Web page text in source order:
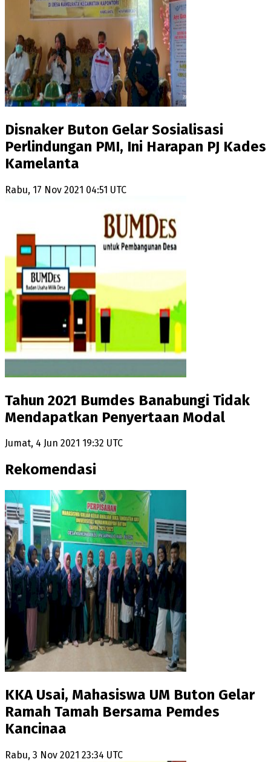
Disnaker Buton Gelar Sosialisasi
Perlindungan PMI, Ini Harapan PJ Kades
Kamelanta
Rabu, 17 Nov 2021 04:51 UTC
Tahun 2021 Bumdes Banabungi Tidak
Mendapatkan Penyertaan Modal
Jumat, 4 Jun 2021 19:32 UTC
Rekomendasi
KKA Usai, Mahasiswa UM Buton Gelar
Ramah Tamah Bersama Pemdes
Kancinaa
Rabu, 3 Nov 2021 23:34 UTC